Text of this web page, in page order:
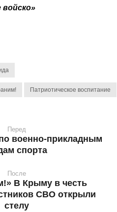
войско»
Патриотическое воспитание
Перед
военно-прикладным
спорта
После
В Крыму в честь
СВО открыли
стелу